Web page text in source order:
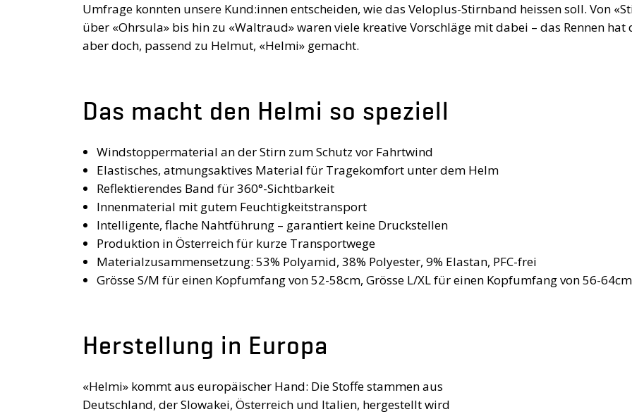
Umfrage konnten unsere Kund:innen ­entscheiden, wie das Veloplus-Stirnband ­heissen soll. Von
über «Ohrsula» bis hin zu ­«Waltraud» waren viele kreative Vorschläge mit dabei – das Rennen hat
aber doch, passend zu Helmut, «Helmi» gemacht.
Das macht den Helmi so speziell
Windstoppermaterial an der Stirn zum Schutz vor Fahrtwind
Elastisches, atmungsaktives Material für Tragekomfort unter dem Helm
Reflektierendes Band für 360°-Sichtbarkeit
Innenmaterial mit gutem Feuchtigkeitstransport
Intelligente, flache Nahtführung – garantiert keine Druckstellen
Produktion in Österreich für kurze Transportwege
Materialzusammensetzung: 53% Polyamid, 38% Polyester, 9% Elastan, PFC-frei
Grösse S/M für einen Kopfumfang von 52-58cm, Grösse L/XL für einen Kopfumfang von 56-64cm
Herstellung in Europa
«Helmi» kommt aus europäischer Hand: Die Stoffe stammen aus
Deutschland, der Slowakei, Österreich und Italien, hergestellt wird